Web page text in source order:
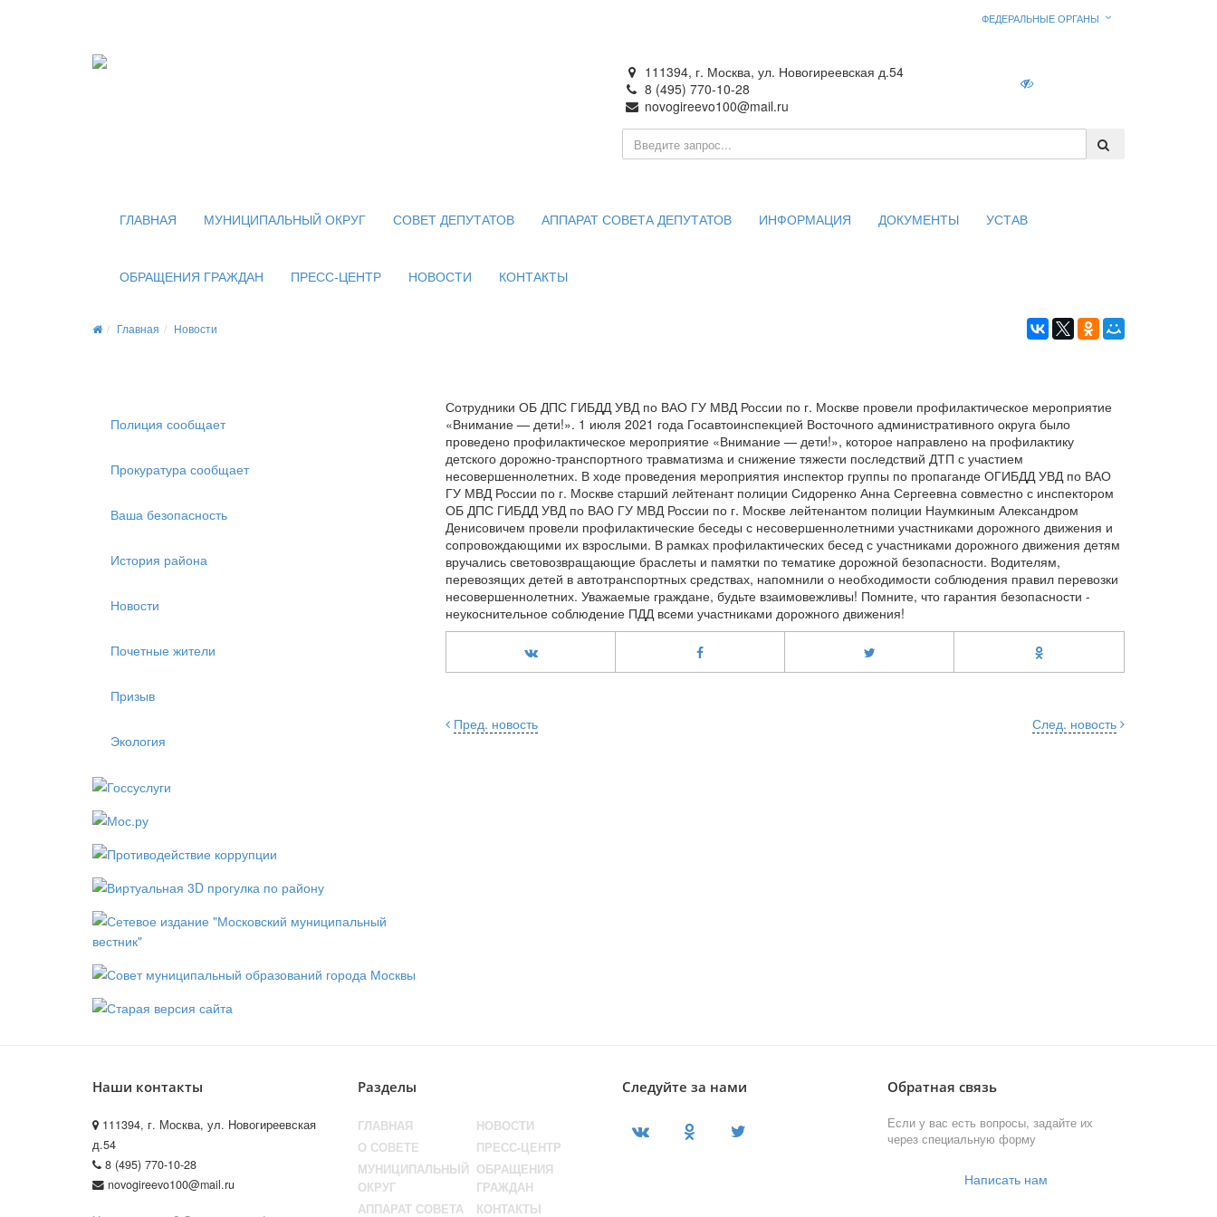
ФЕДЕРАЛЬНЫЕ ОРГАНЫ
111394, г. Москва, ул. Новогиреевская д.54
8 (495) 770-10-28
novogireevo100@mail.ru
ГЛАВНАЯ МУНИЦИПАЛЬНЫЙ ОКРУГ СОВЕТ ДЕПУТАТОВ АППАРАТ СОВЕТА ДЕПУТАТОВ ИНФОРМАЦИЯ ДОКУМЕНТЫ УСТАВ
ОБРАЩЕНИЯ ГРАЖДАН ПРЕСС-ЦЕНТР НОВОСТИ КОНТАКТЫ
Главная Новости
Полиция сообщает
Прокуратура сообщает
Ваша безопасность
История района
Новости
Почетные жители
Призыв
Экология
Сотрудники ОБ ДПС ГИБДД УВД по ВАО ГУ МВД России по г. Москве провели профилактическое мероприятие
«Внимание — дети!». 1 июля 2021 года Госавтоинспекцией Восточного административного округа было
проведено профилактическое мероприятие «Внимание — дети!», которое направлено на профилактику
детского дорожно-транспортного травматизма и снижение тяжести последствий ДТП с участием
несовершеннолетних. В ходе проведения мероприятия инспектор группы по пропаганде ОГИБДД УВД по ВАО
ГУ МВД России по г. Москве старший лейтенант полиции Сидоренко Анна Сергеевна совместно с инспектором
ОБ ДПС ГИБДД УВД по ВАО ГУ МВД России по г. Москве лейтенантом полиции Наумкиным Александром
Денисовичем провели профилактические беседы с несовершеннолетними участниками дорожного движения и
сопровождающими их взрослыми. В рамках профилактических бесед с участниками дорожного движения детям
вручались световозвращающие браслеты и памятки по тематике дорожной безопасности. Водителям,
перевозящих детей в автотранспортных средствах, напомнили о необходимости соблюдения правил перевозки
несовершеннолетних. Уважаемые граждане, будьте взаимовежливы! Помните, что гарантия безопасности -
неукоснительное соблюдение ПДД всеми участниками дорожного движения!
След. новость
Пред. новость
Наши контакты
111394, г. Москва, ул. Новогиреевская
д.54
8 (495) 770-10-28
novogireevo100@mail.ru
Разделы
ГЛАВНАЯ
О СОВЕТЕ
МУНИЦИПАЛЬНЫЙ
ОКРУГ
АППАРАТ СОВЕТА
НОВОСТИ
ПРЕСС-ЦЕНТР
ОБРАЩЕНИЯ
ГРАЖДАН
КОНТАКТЫ
Следуйте за нами Обратная связь
Если у вас есть вопросы, задайте их
через специальную форму
Написать нам